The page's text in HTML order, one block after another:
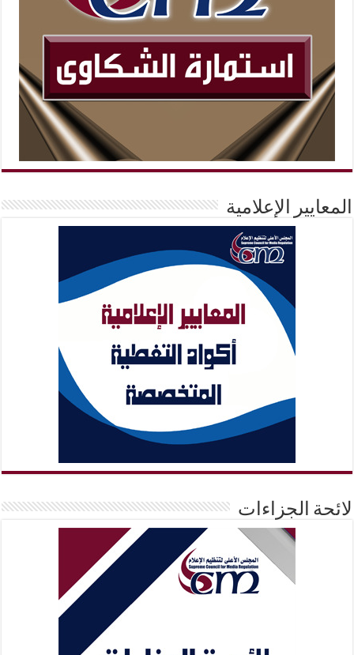
المعايير الإعلامية
لائحة الجزاءات